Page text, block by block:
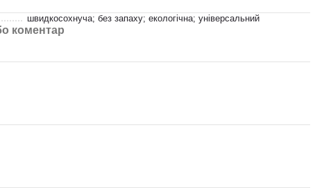
швидкосохнуча; без запаху; екологічна; універсальний
коментар